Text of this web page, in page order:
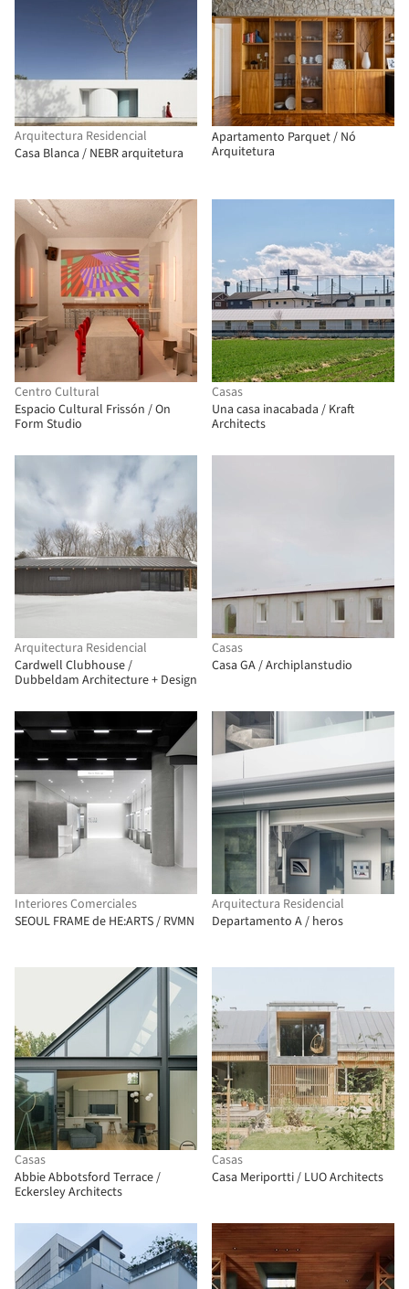
Arquitectura Residencial
Casa Blanca / NEBR arquitetura
Apartamento Parquet / Nó
Arquitetura
Centro Cultural
Espacio Cultural Frissón / On
Form Studio
Casas
Una casa inacabada / Kraft
Architects
Arquitectura Residencial
Cardwell Clubhouse /
Dubbeldam Architecture + Design
Casas
Casa GA / Archiplanstudio
Interiores Comerciales
SEOUL FRAME de HE:ARTS / RVMN
Arquitectura Residencial
Departamento A / heros
Casas
Abbie Abbotsford Terrace /
Eckersley Architects
Casas
Casa Meriportti / LUO Architects